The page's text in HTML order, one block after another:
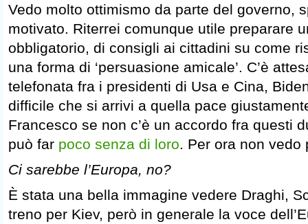
Vedo molto ottimismo da parte del governo,
motivato. Riterrei comunque utile preparare
obbligatorio, di consigli ai cittadini su come
una forma di ‘persuasione amicale’. C’è
telefonata fra i presidenti di Usa e Cina,
difficile che si arrivi a quella pace
Francesco se non c’è un accordo fra questi
può far poco senza di loro. Per ora non vedo
Ci sarebbe l’Europa, no?
È stata una bella immagine vedere Draghi,
treno per Kiev, però in generale la voce